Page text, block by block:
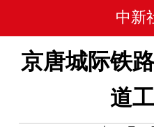
中新
京唐城际铁
道